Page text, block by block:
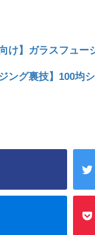
向け】ガラスフュ
ジング裏技】100均